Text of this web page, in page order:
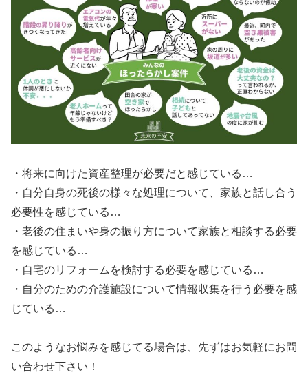
・将来に向けた資産整理が必要だと感じている…
・自分自身の死後の様々な処理について、家族と話し合う
必要性を感じている…
・老後の住まいや身の振り方について家族と相談する必要
を感じている…
・自宅のリフォームを検討する必要を感じている…
・自分のための介護施設について情報収集を行う必要を感
じている…
このようなお悩みを感じてる場合は、先ずはお気軽にお問
い合わせ下さい！